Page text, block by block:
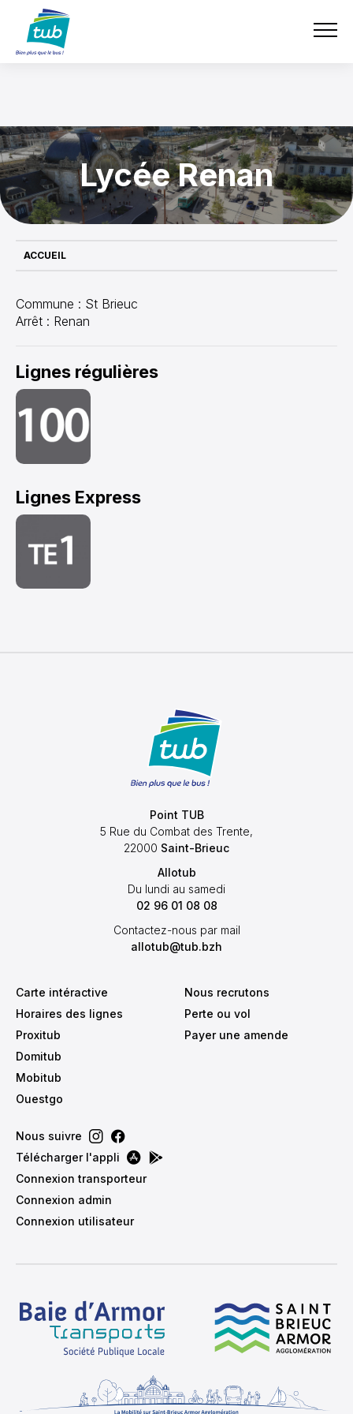
contenu
TUB
e-boutique
Lycée Renan
ACCUEIL
Commune : St Brieuc
Arrêt : Renan
Lignes régulières
Lignes Express
Point TUB
5 Rue du Combat des Trente,
22000 Saint-Brieuc
Allotub
Du lundi au samedi
02 96 01 08 08
Contactez-nous par mail
allotub@tub.bzh
Carte intéractive
Horaires des lignes
Proxitub
Domitub
Mobitub
Ouestgo
Nous recrutons
Perte ou vol
Payer une amende
Nous suivre
Télécharger l'appli
Connexion transporteur
Connexion admin
Connexion utilisateur